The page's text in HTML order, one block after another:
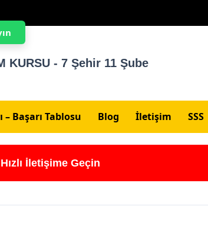
KURSU - 7 Şehir 11 Şube
Başarı Tablosu Blog İletişim SSS
İletişime Geçin